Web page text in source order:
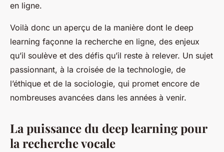
en ligne.
Voilà donc un aperçu de la manière dont le deep
learning façonne la recherche en ligne, des enjeux
qu’il soulève et des défis qu’il reste à relever. Un sujet
passionnant, à la croisée de la technologie, de
l’éthique et de la sociologie, qui promet encore de
nombreuses avancées dans les années à venir.
La puissance du deep learning pour
la recherche vocale